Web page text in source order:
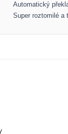
Automatický
Super roztomilé a